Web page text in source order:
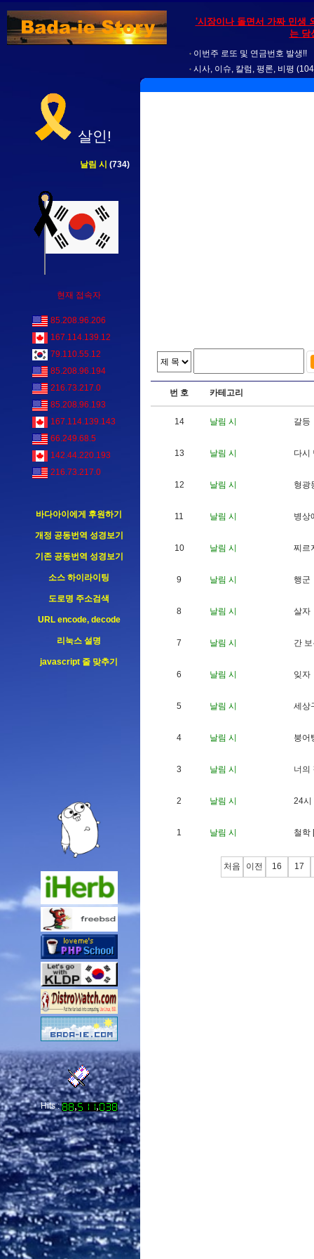
'시장이나 돌면서 가짜 민생
는 당
이번주 로또 및 연금번호 발생!!
시사, 이슈, 칼럼, 평론, 비평
살인!
날림 시 (734)
현재 접속자
85.208.96.206
167.114.139.12
79.110.55.12
85.208.96.194
216.73.217.0
85.208.96.193
167.114.139.143
66.249.68.5
142.44.220.193
216.73.217.0
바다아이에게 후원하기
개정 공동번역 성경보기
기존 공동번역 성경보기
소스 하이라이팅
도로명 주소검색
URL encode, decode
리눅스 설명
javascript 줄 맞추기
Hits :
번 호 카테고리
14 날림 시 갈등
13 날림 시 다시
12 날림 시 형광
11 날림 시 병상
10 날림 시 찌 르
9 날림 시 행군
8 날림 시 살자
7 날림 시 간 보
6 날림 시 잊자
5 날림 시 세 상
4 날림 시 붕어
3 날림 시 너 의
2 날림 시 24시
1 날림 시 철 학
처음 이전 16 17